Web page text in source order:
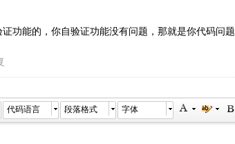
功能的，你自验证功能没有问题，那就是你代码问题
代码语言 段落格式 字体